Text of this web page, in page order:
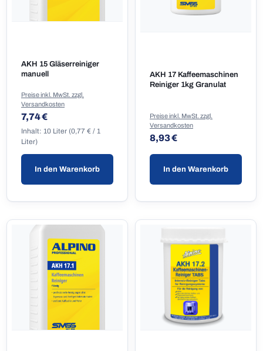
AKH 15 Gläserreiniger
manuell
Inhalt: 10 Liter (0,77 € / 1
Liter)
Regulärer Preis:
7,74 €
Preise inkl. MwSt. zzgl.
Versandkosten
In den Warenkorb
AKH 17 Kaffeemaschinen
Reiniger 1kg Granulat
Regulärer Preis:
8,93 €
Preise inkl. MwSt. zzgl.
Versandkosten
In den Warenkorb